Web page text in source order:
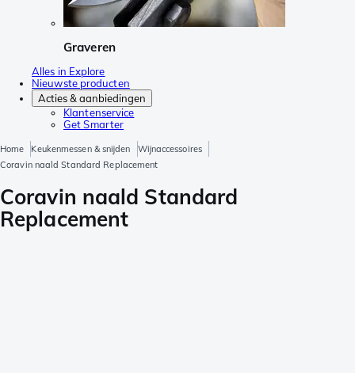
Graveren
Alles in Explore
Nieuwste producten
Acties & aanbiedingen
Klantenservice
Get Smarter
Home Keukenmessen & snijden
Wijnaccessoires
Coravin naald Standard Replacement
Coravin naald Standard
Replacement